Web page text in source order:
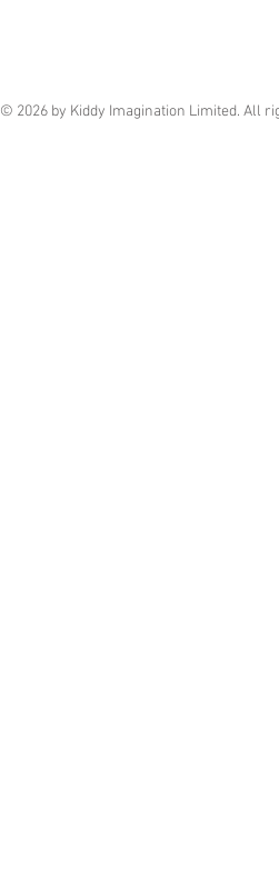
© 2026 by Kiddy Imagination Limited. All